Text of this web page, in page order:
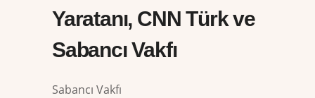
Yaratanı, CNN Türk ve
Sabancı Vakfı
Sabancı Vakfı